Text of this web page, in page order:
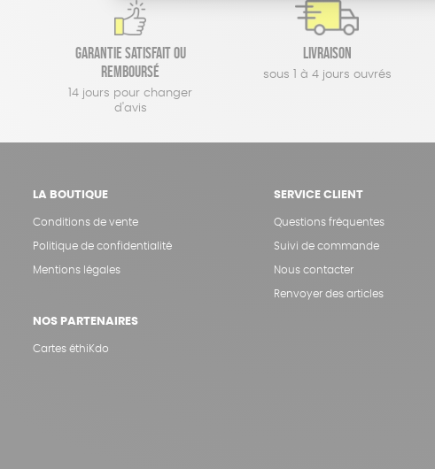
Garantie satisfait ou
remboursé
14 jours pour changer
d'avis
Livraison
sous 1 à 4 jours ouvrés
LA BOUTIQUE
Conditions de vente
Politique de confidentialité
Mentions légales
NOS PARTENAIRES
Cartes éthiKdo
SERVICE CLIENT
Questions fréquentes
Suivi de commande
Nous contacter
Renvoyer des articles